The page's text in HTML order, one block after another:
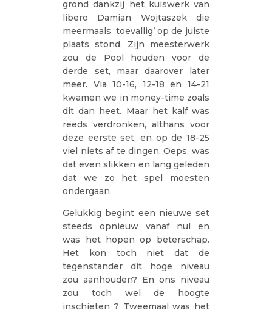
grond dankzij het kuiswerk van
libero Damian Wojtaszek die
meermaals ‘toevallig’ op de juiste
plaats stond. Zijn meesterwerk
zou de Pool houden voor de
derde set, maar daarover later
meer. Via 10-16, 12-18 en 14-21
kwamen we in money-time zoals
dit dan heet. Maar het kalf was
reeds verdronken, althans voor
deze eerste set, en op de 18-25
viel niets af te dingen. Oeps, was
dat even slikken en lang geleden
dat we zo het spel moesten
ondergaan.
Gelukkig begint een nieuwe set
steeds opnieuw vanaf nul en
was het hopen op beterschap.
Het kon toch niet dat de
tegenstander dit hoge niveau
zou aanhouden? En ons niveau
zou toch wel de hoogte
inschieten ? Tweemaal was het